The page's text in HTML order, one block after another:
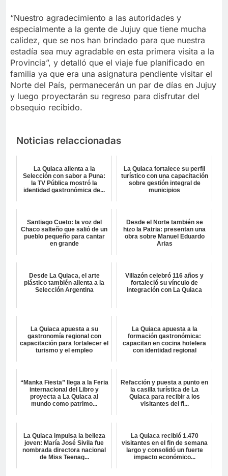
“Nuestro agradecimiento a las autoridades y
especialmente a la gente de Jujuy que tiene mucha
calidez, que se nos han brindado para que nuestra
estadía sea muy agradable en esta primera visita a la
Provincia”, y detalló que el viaje fue planificado en
familia ya que era una asignatura pendiente visitar el
Norte del País, permanecerán un par de días en Jujuy
y luego proyectarán su regreso para disfrutar del
obsequio recibido.
Noticias relaccionadas
La Quiaca alienta a la
Selección con sabor a Puna:
la TV Pública mostró la
identidad gastronómica de...
La Quiaca fortalece su perfil
turístico con una capacitación
sobre gestión integral de
municipios
Santiago Cueto: la voz del
Chaco salteño que salió de un
pueblo pequeño para cantar
en grande
Desde el Norte también se
hizo la Patria: presentan una
obra sobre Manuel Eduardo
Arias
Desde La Quiaca, el arte
plástico también alienta a la
Selección Argentina
Villazón celebró 116 años y
fortaleció su vínculo de
integración con La Quiaca
La Quiaca apuesta a su
gastronomía regional con
capacitación para fortalecer el
turismo y el empleo
La Quiaca apuesta a la
formación gastronómica:
capacitan en cocina hotelera
con identidad regional
“Manka Fiesta” llega a la Feria
internacional del Libro y
proyecta a La Quiaca al
mundo como patrimo...
Refacción y puesta a punto en
la casilla turística de La
Quiaca para recibir a los
visitantes del fi...
La Quiaca impulsa la belleza
joven: María José Sivila fue
nombrada directora nacional
de Miss Teenag...
La Quiaca recibió 1.470
visitantes en el fin de semana
largo y consolidó un fuerte
impacto económico...